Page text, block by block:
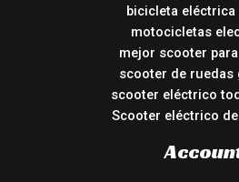
bicicleta eléctrica
motocicletas
mejor scooter
scooter de ruedas
scooter eléctrico
Scooter eléctrico